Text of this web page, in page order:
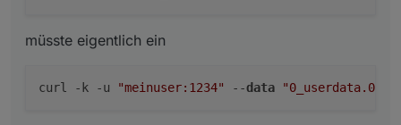
müsste eigentlich ein
curl -k -u "meinuser:1234" --data